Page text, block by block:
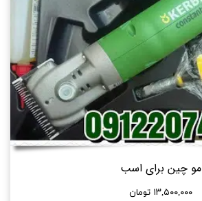
مو چین برای اسب
۱۳,۵۰۰,۰۰۰ تومان